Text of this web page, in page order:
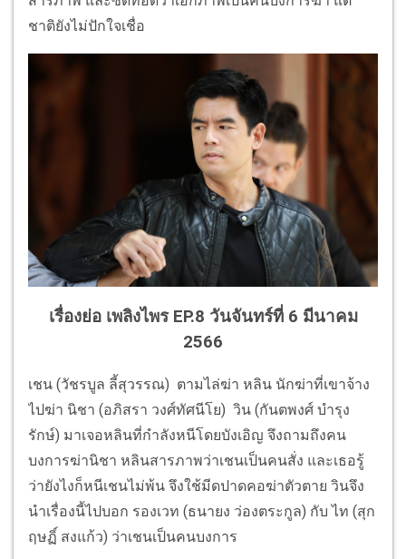
ชาติยังไม่ปักใจเชื่อ
เรื่องย่อ เพลิงไพร EP.8 วันจันทร์ที่ 6 มีนาคม
2566
เชน (วัชรบูล ลี้สุวรรณ) ตามไล่ฆ่า หลิน นักฆ่าที่เขาจ้าง
ไปฆ่า นิชา (อภิสรา วงศ์ทัศนีโย) วิน (กันตพงศ์ บำรุง
รักษ์) มาเจอหลินที่กำลังหนีโดยบังเอิญ จึงถามถึงคน
บงการฆ่านิชา หลินสารภาพว่าเชนเป็นคนสั่ง และเธอรู้
ว่ายังไงก็หนีเชนไม่พ้น จึงใช้มีดปาดคอฆ่าตัวตาย วินจึง
นำเรื่องนี้ไปบอก รองเวท (ธนายง ว่องตระกูล) กับ ไท (สุก
ฤษฏิ์ สงแก้ว) ว่าเชนเป็นคนบงการ